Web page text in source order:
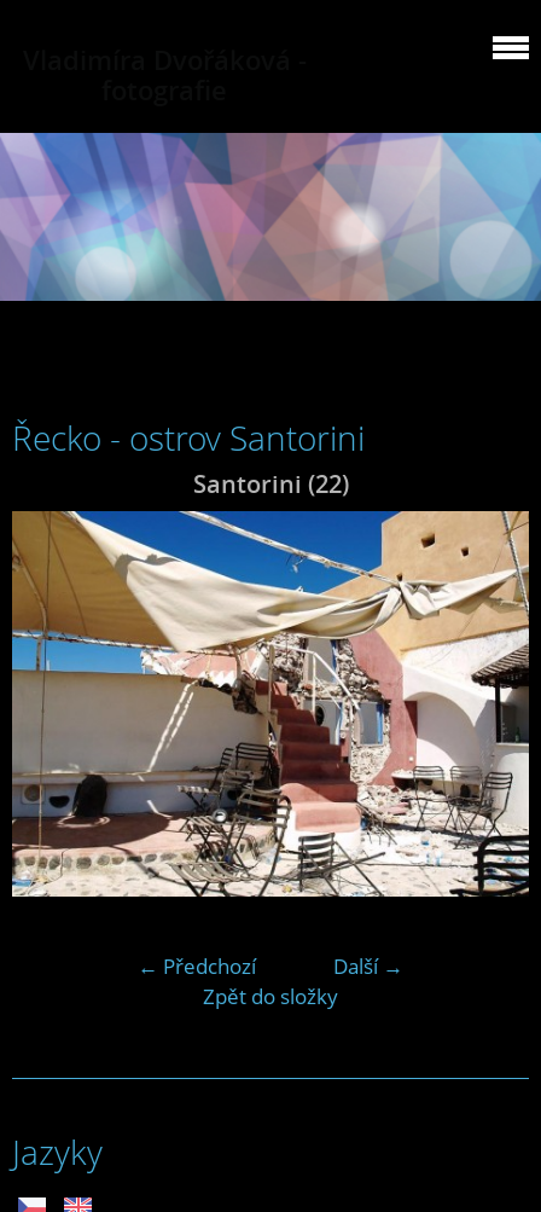
Řecko - ostrov Santorini
Santorini (22)
← Předchozí
Další →
Zpět do složky
Jazyky